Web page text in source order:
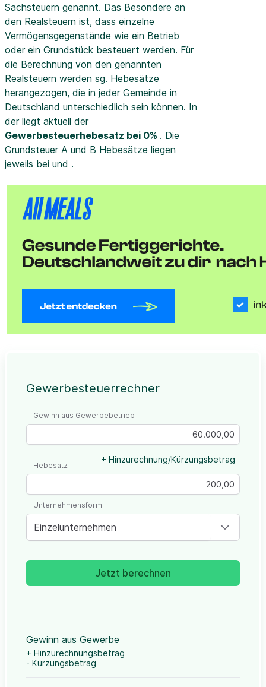
Sachsteuern genannt. Das Besondere an
den Realsteuern ist, dass einzelne
Vermögensgegenstände wie ein Betrieb
oder ein Grundstück besteuert werden. Für
die Berechnung von den genannten
Realsteuern werden sg. Hebesätze
herangezogen, die in jeder Gemeinde in
Deutschland unterschiedlich sein können. In
der liegt aktuell der
Gewerbesteuerhebesatz bei 0% . Die
Grundsteuer A und B Hebesätze liegen
jeweils bei und .
Gewerbesteuerrechner
Gewinn aus Gewerbebetrieb
+ Hinzurechnung/Kürzungsbetrag
Hebesatz
Einzelunternehmen
Unternehmensform
Jetzt berechnen
Gewinn aus Gewerbe
+ Hinzurechnungsbetrag
- Kürzungsbetrag